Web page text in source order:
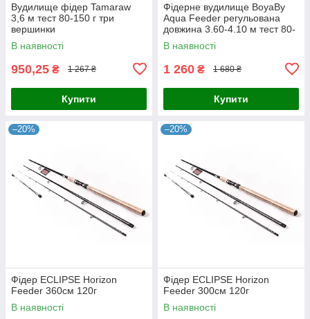
Вудилище фідер Tamaraw
3,6 м тест 80-150 г три
вершинки
В наявності
950,25 ₴ 1 267 ₴
Купити
Фідерне вудилище BoyaBy
Aqua Feeder регульована
довжина 3.60-4.10 м тест 80-
200 г фідер вудка для лову
риби
В наявності
1 260 ₴ 1 680 ₴
Купити
–20%
Фідер ECLIPSE Horizon
Feeder 360см 120г
В наявності
–20%
Фідер ECLIPSE Horizon
Feeder 300см 120г
В наявності